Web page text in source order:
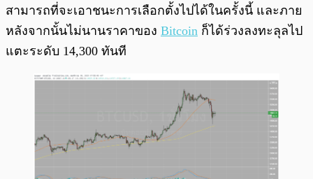
สามารถที่จะเอาชนะการเลือกตั้งไปได้ในครั้งนี้ และภาย
หลังจากนั้นไม่นานราคาของ Bitcoin ก็ได้ร่วงลงทะลุลไป
แตะระดับ 14,300 ทันที